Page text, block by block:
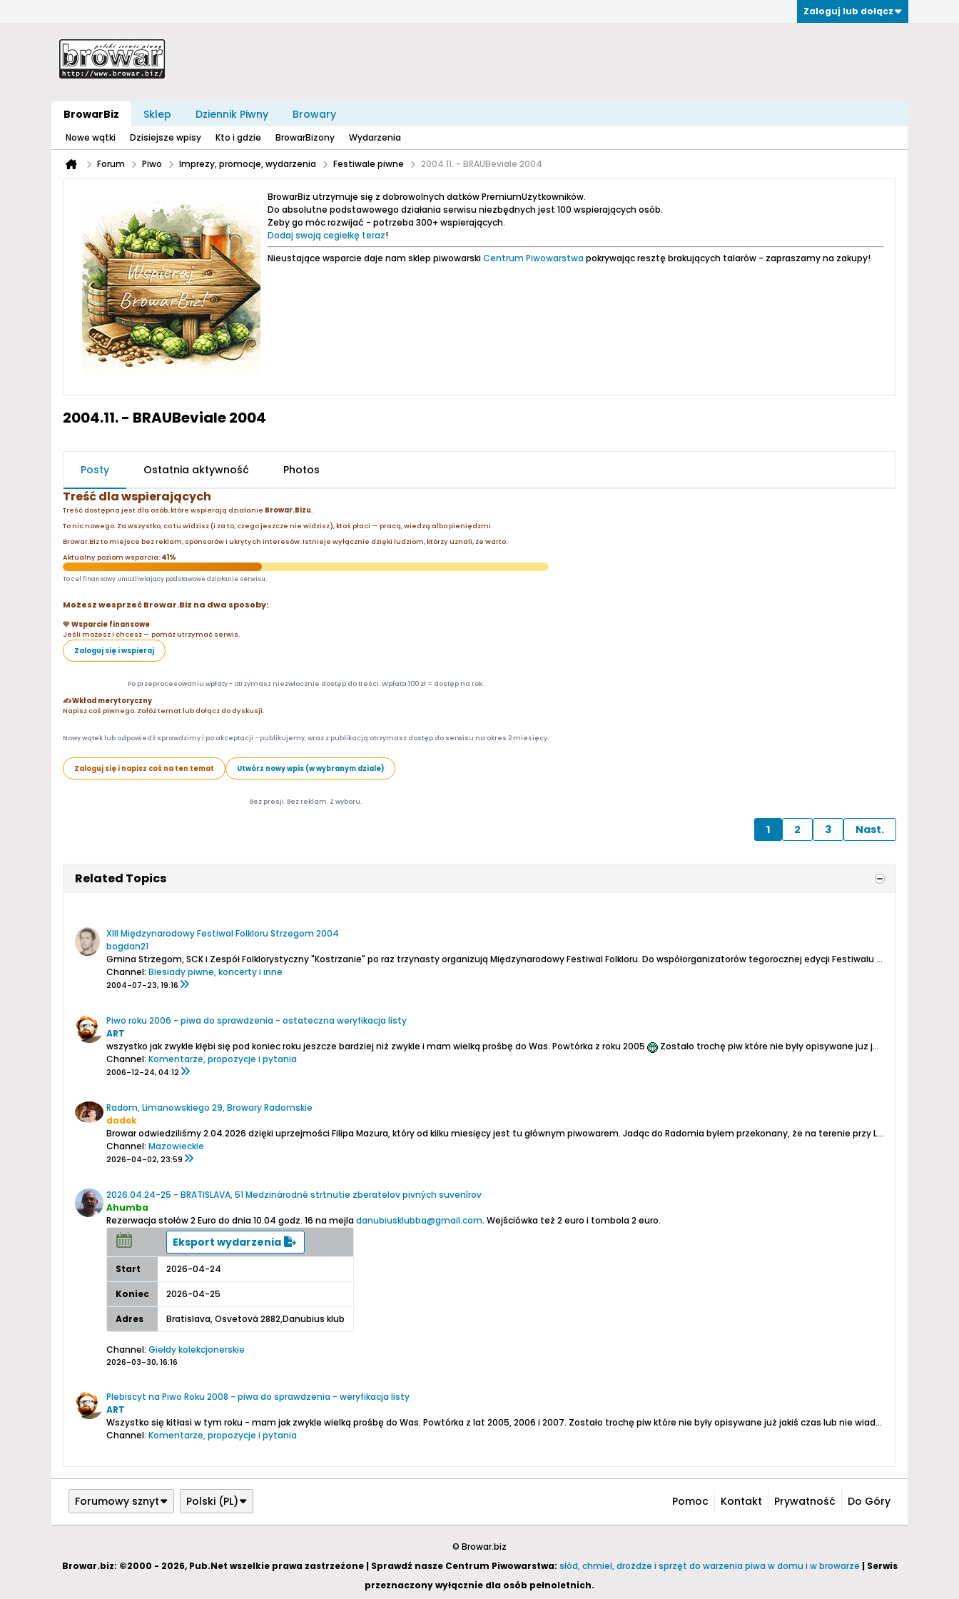
Zaloguj lub dołącz
BrowarBiz Sklep Dziennik Piwny Browary
Nowe wątki Dzisiejsze wpisy Kto i gdzie BrowarBizony Wydarzenia
Forum Piwo Imprezy, promocje, wydarzenia Festiwale piwne 2004.11. - BRAUBeviale 2004
BrowarBiz utrzymuje się z dobrowolnych datków PremiumUżytkowników.
Do absolutne podstawowego działania serwisu niezbędnych jest 100 wspierających osób.
Żeby go móc rozwijać - potrzeba 300+ wspierających.
Dodaj swoją cegiełkę teraz!
Nieustające wsparcie daje nam sklep piwowarskiCentrum Piwowarstwapokrywając resztę brakujących talarów - zapraszamy na zakupy!
2004.11. - BRAUBeviale 2004
Posty Ostatnia aktywność Photos
Treść dla wspierających
Treść dostępna jest dla osób, które wspierają działanie Browar.Bizu.
To nic nowego. Za wszystko, co tu widzisz (i za to, czego jeszcze nie widzisz), ktoś płaci — pracą, wiedzą albo pieniędzmi.
Browar.Biz to miejsce bez reklam, sponsorów i ukrytych interesów. Istnieje wyłącznie dzięki ludziom, którzy uznali, że warto.
Aktualny poziom wsparcia: 41%
To cel finansowy umożliwiający podstawowe działanie serwisu.
Możesz wesprzeć Browar.Biz na dwa sposoby:
💛 Wsparcie finansowe
Jeśli możesz i chcesz — pomóż utrzymać serwis.
Zaloguj się i wspieraj
Po przeprocesowaniu wpłaty - otrzymasz niezwłocznie dostęp do treści. Wpłata 100 zł = dostęp na rok.
✍️ Wkład merytoryczny
Napisz coś piwnego. Załóż temat lub dołącz do dyskusji.
Nowy wątek lub odpowiedź sprawdzimy i po akceptacji - publikujemy, wraz z publikacją otrzymasz dostęp do serwisu na okres 2 miesięcy.
Zaloguj się i napisz coś na ten temat Utwórz nowy wpis (w wybranym dziale)
Bez presji. Bez reklam. Z wyboru.
1 2 3 Nast.
Related Topics
XIII Międzynarodowy Festiwal Folkloru Strzegom 2004
bogdan21
Gmina Strzegom, SCK i Zespół Folklorystyczny "Kostrzanie" po raz trzynasty organizują Międzynarodowy Festiwal Folkloru. Do współorganizatorów tegorocznej edycji Festiwalu dołączyło miasto Świdnica. Tak więc Festiwal swym zasięgiem obejmuje coraz większy obszar Województwa Dolnośląskiego,...
Channel: Biesiady piwne, koncerty i inne
2004-07-23, 19:16
Piwo roku 2006 - piwa do sprawdzenia - ostateczna weryfikacja listy
ART
wszystko jak zwykle kłębi się pod koniec roku jeszcze bardziej niż zwykle i mam wielką prośbę do Was. Powtórka z roku 2005
Zostało trochę piw które nie były opisywane juz jakiś czas lub nie wiadomo na pierwszy rzut oka z całą pewnością
Channel: Komentarze, propozycje i pytania
2006-12-24, 04:12
Radom, Limanowskiego 29, Browary Radomskie
dadek
Browar odwiedziliśmy 2.04.2026 dzięki uprzejmości Filipa Mazura, który od kilku miesięcy jest tu głównym piwowarem. Jadąc do Radomia byłem przekonany, że na terenie przy Limanowskiego nie zastaniemy historycznych budynków Browaru Saskich, a obecna produkcja odbywa się w jakiejś nowej hali....
Channel: Mazowieckie
2026-04-02, 23:59
2026.04.24-25 - BRATISLAVA, 51 Medzinárodné strtnutie zberatelov pivných suvenírov
Ahumba
Rezerwacja stołów 2 Euro do dnia 10.04 godz. 16 na mejladanubiusklubba@gmail.com. Wejściówka też 2 euro i tombola 2 euro.
Eksport wydarzenia
Start 2026-04-24
Koniec 2026-04-25
Adres Bratislava, Osvetová 2882,Danubius klub
Channel: Giełdy kolekcjonerskie
2026-03-30, 16:16
Plebiscyt na Piwo Roku 2008 - piwa do sprawdzenia - weryfikacja listy
ART
Wszystko się kitłasi w tym roku - mam jak zwykle wielką prośbę do Was. Powtórka z lat 2005, 2006 i 2007. Zostało trochę piw które nie były opisywane już jakiś czas lub nie wiadomo na pierwszy rzut oka z całą pewnością czy dostępne były na rynku w zakończonym roku 2008...
Channel: Komentarze, propozycje i pytania
Forumowy sznyt Polski (PL) Pomoc Kontakt Prywatność Do Góry
© Browar.biz
Browar.biz: ©2000 - 2026, Pub.Net wszelkie prawa zastrzeżone | Sprawdź nasze Centrum Piwowarstwa: słód, chmiel, drożdże i sprzęt do warzenia piwa w domu i w browarze | Serwis
przeznaczony wyłącznie dla osób pełnoletnich.